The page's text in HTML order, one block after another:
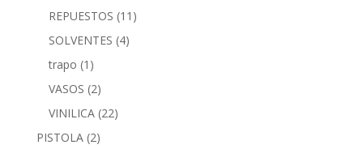
REPUESTOS (11)
SOLVENTES (4)
trapo (1)
VASOS (2)
VINILICA (22)
PISTOLA (2)